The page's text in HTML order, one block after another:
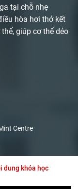
tại chỗ nhẹ
hòa hơi thở kết
giúp cơ thể dẻo
Centre
dung khóa học